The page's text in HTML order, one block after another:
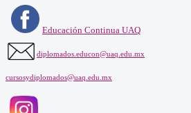
Educación Continua UAQ
diplomados.educon@uaq.edu.mx
cursosydiplomados@uaq.edu.mx